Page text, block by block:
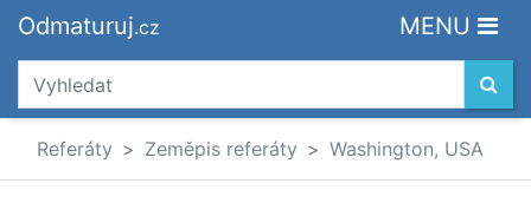
Odmaturuj.cz MENU
Referáty Zeměpis referáty Washington, USA